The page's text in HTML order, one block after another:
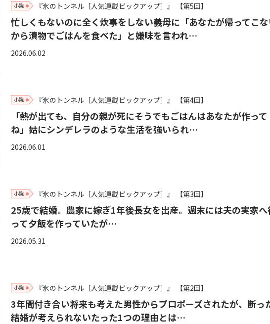
小説 『氷のトンネル［人気連載ピックアップ］』 【第5回】
忙しくもないのに全く炊事をしない義母に「あなたが帰ってこ
から漬物でごはんを食べた」と嫌味を言われ…
2026.06.02
小説 『氷のトンネル［人気連載ピックアップ］』 【第4回】
「熱が出ても、自分の親が死にそうでもごはんはあなたが作って
ね」姑にシンデレラのような生活を強いられ…
2026.06.01
小説 『氷のトンネル［人気連載ピックアップ］』 【第3回】
25歳で結婚。農家に嫁ぎ1年後長女を出産。週末には夫の実家へ
って夕飯を作っていたが…
2026.05.31
小説 『氷のトンネル［人気連載ピックアップ］』 【第2回】
3年間付き合い将来も考えた男性からプロポーズされたが、断っ
結婚が考えられないたった1つの理由とは…